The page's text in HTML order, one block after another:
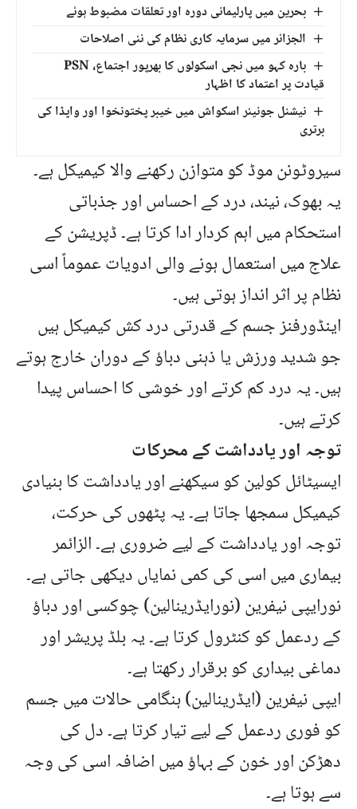
بحرین میں پارلیمانی دورہ اور تعلقات مضبوط ہوئے
الجزائر میں سرمایہ کاری نظام کی نئی اصلاحات
بارہ کہو میں نجی اسکولوں کا بھرپور اجتماع، PSN
قیادت پر اعتماد کا اظہار
نیشنل جونیئر اسکواش میں خیبر پختونخوا اور واپڈا کی
برتری
سیروٹونن موڈ کو متوازن رکھنے والا کیمیکل ہے۔
یہ بھوک، نیند، درد کے احساس اور جذباتی
استحکام میں اہم کردار ادا کرتا ہے۔ ڈپریشن کے
علاج میں استعمال ہونے والی ادویات عموماً اسی
نظام پر اثر انداز ہوتی ہیں۔
اینڈورفنز جسم کے قدرتی درد کش کیمیکل ہیں
جو شدید ورزش یا ذہنی دباؤ کے دوران خارج ہوتے
ہیں۔ یہ درد کم کرتے اور خوشی کا احساس پیدا
کرتے ہیں۔
توجہ اور یادداشت کے محرکات
ایسیٹائل کولین کو سیکھنے اور یادداشت کا بنیادی
کیمیکل سمجھا جاتا ہے۔ یہ پٹھوں کی حرکت،
توجہ اور یادداشت کے لیے ضروری ہے۔ الزائمر
بیماری میں اسی کی کمی نمایاں دیکھی جاتی ہے۔
نورایپی نیفرین (نورایڈرینالین) چوکسی اور دباؤ
کے ردعمل کو کنٹرول کرتا ہے۔ یہ بلڈ پریشر اور
دماغی بیداری کو برقرار رکھتا ہے۔
ایپی نیفرین (ایڈرینالین) ہنگامی حالات میں جسم
کو فوری ردعمل کے لیے تیار کرتا ہے۔ دل کی
دھڑکن اور خون کے بہاؤ میں اضافہ اسی کی وجہ
سے ہوتا ہے۔